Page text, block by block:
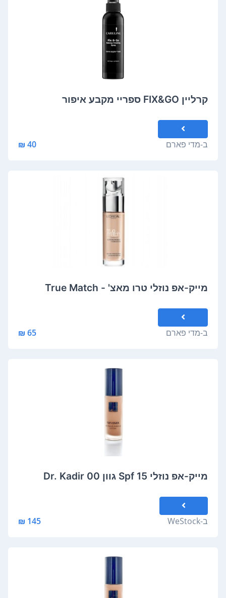
קרליין FIX&GO ספריי מקבע איפור
ב-מדי פארם 40 ₪
מייק-אפ נוזלי טרו מאצ' - True Match
ב-מדי פארם 65 ₪
מייק-אפ נוזלי Spf 15 גוון 00 Dr. Kadir
ב-WeStock
145 ₪